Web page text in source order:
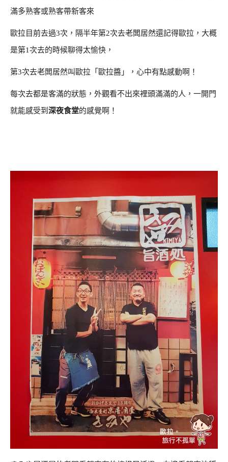
滿多熟客或熟客帶新客來
歐拉目前去過3次，隔半年第2次去老闆居然還記得歐拉，大概
是第1次去的時候聊得太愉快，
第3次去老闆居然叫歐拉「歐拉醬」，心中有點感動啊！
每次去都是客滿的狀態，外觀看不出來裡頭滿滿的人，一開門
就能感受到 深夜食堂的感覺啊！